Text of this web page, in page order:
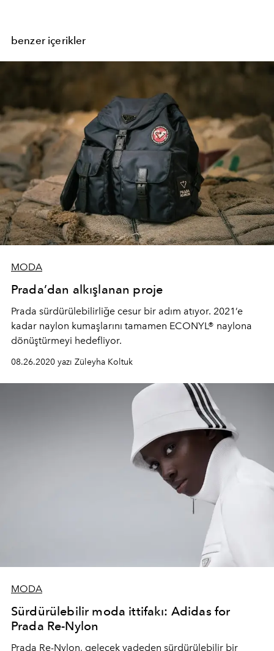
benzer içerikler
MODA
Prada’dan alkışlanan proje
Prada sürdürülebilirliğe cesur bir adım atıyor. 2021’e
kadar naylon kumaşlarını tamamen ECONYL® naylona
dönüştürmeyi hedefliyor.
08.26.2020 yazı Züleyha Koltuk
MODA
Sürdürülebilir moda ittifakı: Adidas for
Prada Re-Nylon
Prada Re-Nylon, gelecek vadeden sürdürülebilir bir